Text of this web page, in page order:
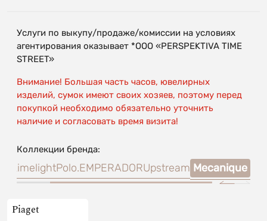
Услуги по выкупу/продаже/комиссии на условиях
агентирования оказывает *OOO «PERSPEKTIVA TIME
STREET»
Внимание! Большая часть часов, ювелирных
изделий, сумок имеют своих хозяев, поэтому перед
покупкой необходимо обязательно уточнить
наличие и согласовать время визита!
Коллекции бренда:
LimelightPolo.EMPERADORUpstream Mecanique
Piaget